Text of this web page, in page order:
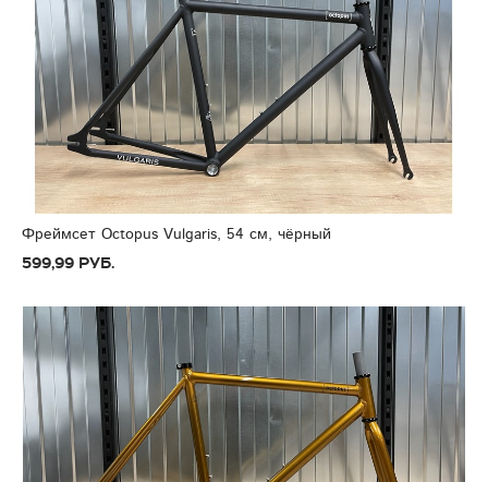
Фреймсет Octopus Vulgaris, 54 см, чёрный
599,99 руб.